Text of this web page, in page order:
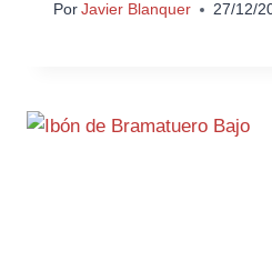
Por Javier Blanquer 27/12/